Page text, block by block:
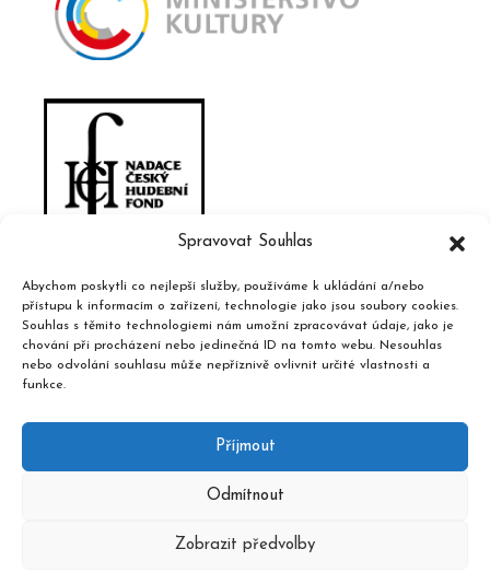
Spravovat Souhlas
Abychom poskytli co nejlepší služby, používáme k ukládání a/nebo
přístupu k informacím o zařízení, technologie jako jsou soubory cookies.
Souhlas s těmito technologiemi nám umožní zpracovávat údaje, jako je
chování při procházení nebo jedinečná ID na tomto webu. Nesouhlas
nebo odvolání souhlasu může nepříznivě ovlivnit určité vlastnosti a
funkce.
Příjmout
Odmítnout
Zobrazit předvolby